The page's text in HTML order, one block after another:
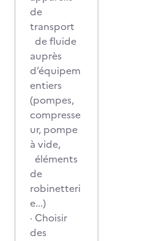
de
transport
de fluide
auprès
d’équipem
entiers
(pompes,
compresse
ur, pompe
à vide,
éléments
de
robinetteri
e...)
· Choisir
des